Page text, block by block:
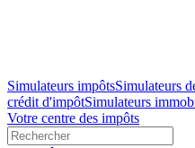
Simulateurs impôtsSimulateurs
crédit d'impôtSimulateurs
Votre centre des impôts